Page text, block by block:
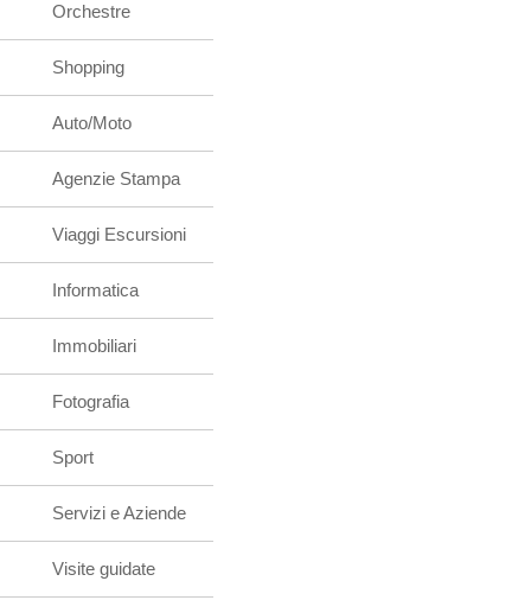
Orchestre
Shopping
Auto/Moto
Agenzie Stampa
Viaggi Escursioni
Informatica
Immobiliari
Fotografia
Sport
Servizi e Aziende
Visite guidate